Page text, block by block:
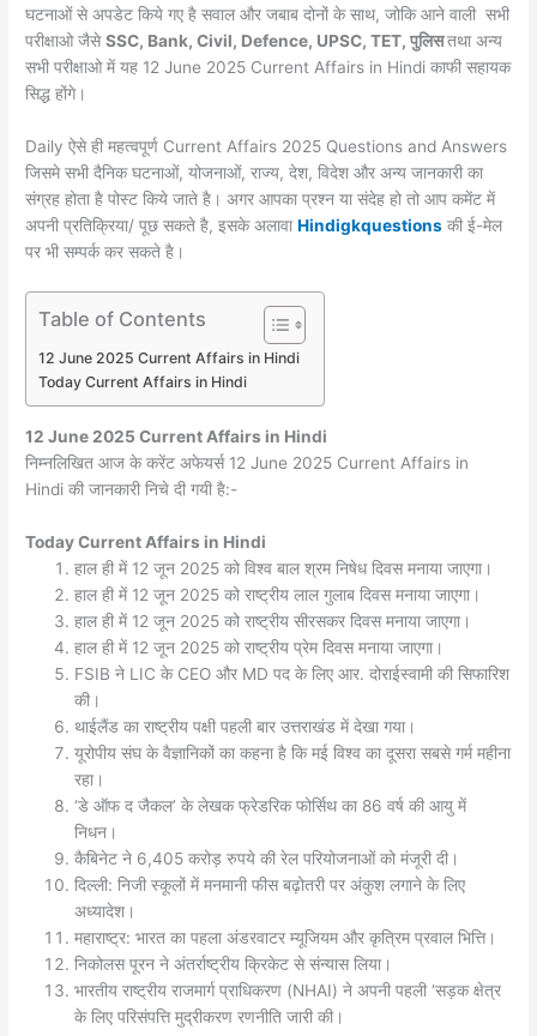
घटनाओं से अपडेट किये गए है सवाल और जबाब दोनों के साथ, जोकि आने वाली सभी
परीक्षाओ जैसेSSC, Bank, Civil, Defence, UPSC, TET, पुलिसतथा अन्य
सभी परीक्षाओ में यह 12 June 2025 Current Affairs in Hindi काफी सहायक
सिद्ध होंगे।
Daily ऐसे ही महत्वपूर्ण Current Affairs 2025 Questions and Answers
जिसमे सभी दैनिक घटनाओं, योजनाओं, राज्य, देश, विदेश और अन्य जानकारी का
संग्रह होता है पोस्ट किये जाते है। अगर आपका प्रश्न या संदेह हो तो आप कमेंट में
अपनी प्रतिक्रिया/ पूछ सकते है, इसके अलावाHindigkquestions की ई-मेल
पर भी सम्पर्क कर सकते है।
Table of Contents
12 June 2025 Current Affairs in Hindi
Today Current Affairs in Hindi
12 June 2025Current Affairs in Hindi
निम्नलिखित आज के करेंट अफेयर्स 12 June 2025 Current Affairs in
Hindi की जानकारी निचे दी गयी है:-
TodayCurrent Affairs in Hindi
हाल ही में 12 जून 2025 को विश्व बाल श्रम निषेध दिवस मनाया जाएगा।
हाल ही में 12 जून 2025 को राष्ट्रीय लाल गुलाब दिवस मनाया जाएगा।
हाल ही में 12 जून 2025 को राष्ट्रीय सीरसकर दिवस मनाया जाएगा।
हाल ही में 12 जून 2025 को राष्ट्रीय प्रेम दिवस मनाया जाएगा।
FSIB ने LIC के CEO और MD पद के लिए आर. दोराईस्वामी की सिफारिश
की।
थाईलैंड का राष्ट्रीय पक्षी पहली बार उत्तराखंड में देखा गया।
यूरोपीय संघ के वैज्ञानिकों का कहना है कि मई विश्व का दूसरा सबसे गर्म महीना
रहा।
‘डे ऑफ द जैकल’ के लेखक फ्रेडरिक फोर्सिथ का 86 वर्ष की आयु में
निधन।
कैबिनेट ने 6,405 करोड़ रुपये की रेल परियोजनाओं को मंजूरी दी।
दिल्ली: निजी स्कूलों में मनमानी फीस बढ़ोतरी पर अंकुश लगाने के लिए
अध्यादेश।
महाराष्ट्र: भारत का पहला अंडरवाटर म्यूजियम और कृत्रिम प्रवाल भित्ति।
निकोलस पूरन ने अंतर्राष्ट्रीय क्रिकेट से संन्यास लिया।
भारतीय राष्ट्रीय राजमार्ग प्राधिकरण (NHAI) ने अपनी पहली ‘सड़क क्षेत्र
के लिए परिसंपत्ति मुद्रीकरण रणनीति जारी की।